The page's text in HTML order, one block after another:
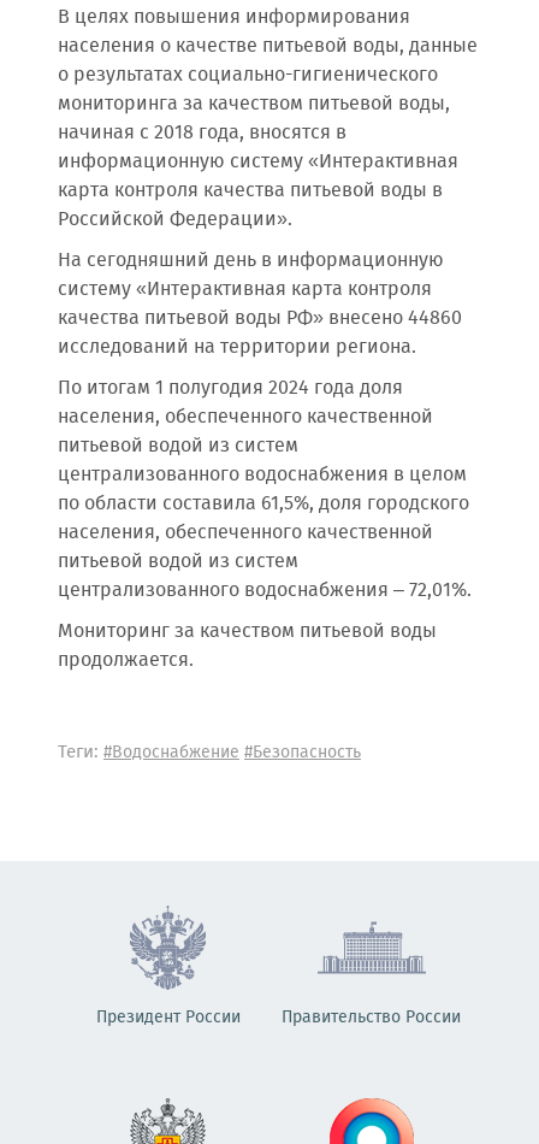
В целях повышения информирования
населения о качестве питьевой воды, данные
о результатах социально-гигиенического
мониторинга за качеством питьевой воды,
начиная с 2018 года, вносятся в
информационную систему «Интерактивная
карта контроля качества питьевой воды в
Российской Федерации».
На сегодняшний день в информационную
систему «Интерактивная карта контроля
качества питьевой воды РФ» внесено 44860
исследований на территории региона.
По итогам 1 полугодия 2024 года доля
населения, обеспеченного качественной
питьевой водой из систем
централизованного водоснабжения в целом
по области составила 61,5%, доля городского
населения, обеспеченного качественной
питьевой водой из систем
централизованного водоснабжения – 72,01%.
Мониторинг за качеством питьевой воды
продолжается.
Теги: #Водоснабжение#Безопасность
Президент России Правительство России